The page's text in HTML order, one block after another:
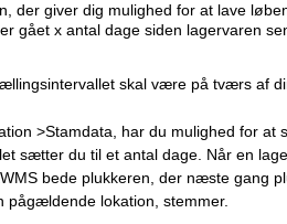
der giver dig mulighed for at lave
gået x antal dage siden lagervaren
skal være på tværs af
>Stamdata, har du mulighed for
sætter du til et antal dage. Når en
bede plukkeren, der næste gang
pågældende lokation, stemmer.